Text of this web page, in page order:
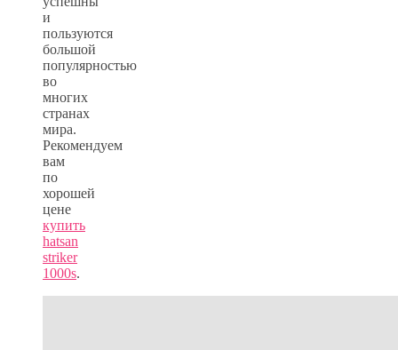
и
пользуются
большой
популярностью
во
многих
странах
мира.
Рекомендуем
вам
по
хорошей
цене
купить
hatsan
striker
1000s.